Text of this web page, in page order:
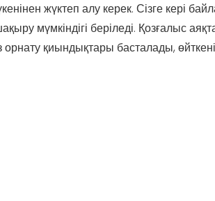
жүктеп алу керек. Сізге кері
мүмкіндігі беріледі. Қозғалыс
қиындықтары басталады,